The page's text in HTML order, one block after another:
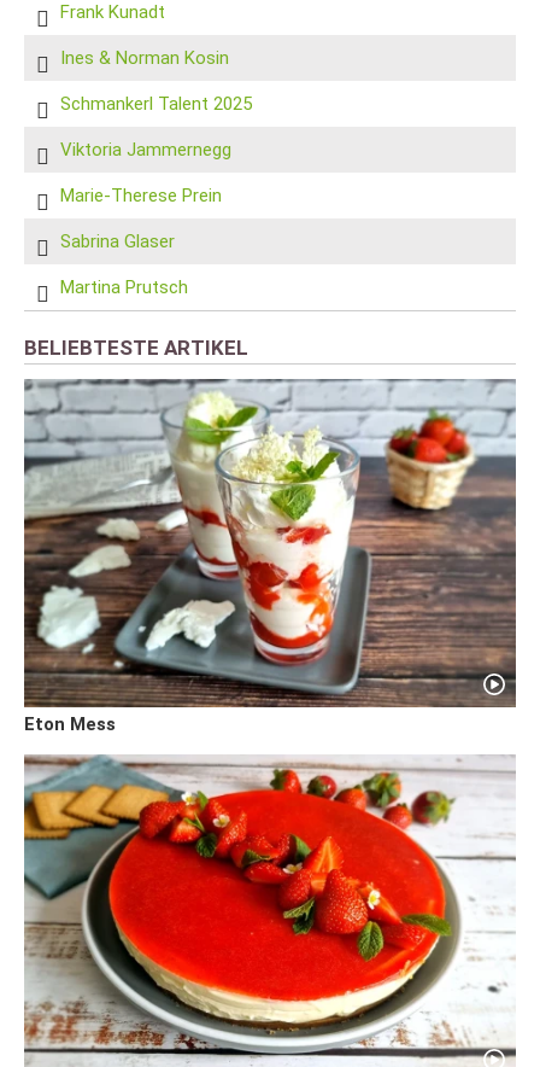
Frank Kunadt
Ines & Norman Kosin
Schmankerl Talent 2025
Viktoria Jammernegg
Marie-Therese Prein
Sabrina Glaser
Martina Prutsch
BELIEBTESTE ARTIKEL
Eton Mess